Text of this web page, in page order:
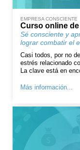
EMPRESA CONSCIENTE
Curso online
Sé consciente y
lograr combatir el
Casi todos, por no
estrés relacionado
La clave está en
Más información...